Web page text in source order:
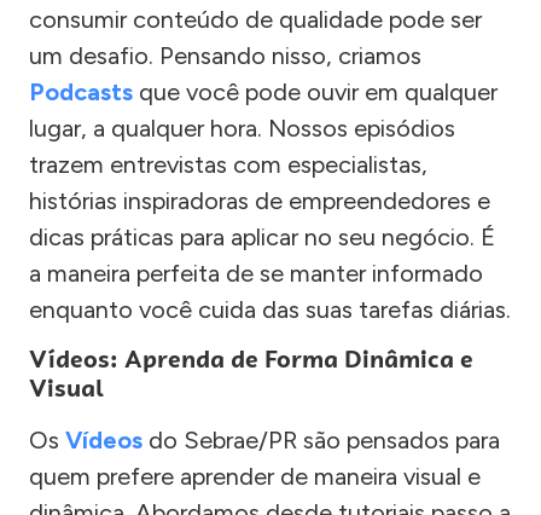
consumir conteúdo de qualidade pode ser
um desafio. Pensando nisso, criamos
Podcasts que você pode ouvir em qualquer
lugar, a qualquer hora. Nossos episódios
trazem entrevistas com especialistas,
histórias inspiradoras de empreendedores e
dicas práticas para aplicar no seu negócio. É
a maneira perfeita de se manter informado
enquanto você cuida das suas tarefas diárias.
Vídeos: Aprenda de Forma Dinâmica e
Visual
Os Vídeos do Sebrae/PR são pensados para
quem prefere aprender de maneira visual e